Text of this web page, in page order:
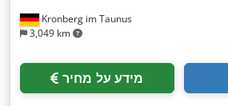
Kronberg im Taunus
3,049 km
מידע על מחיר